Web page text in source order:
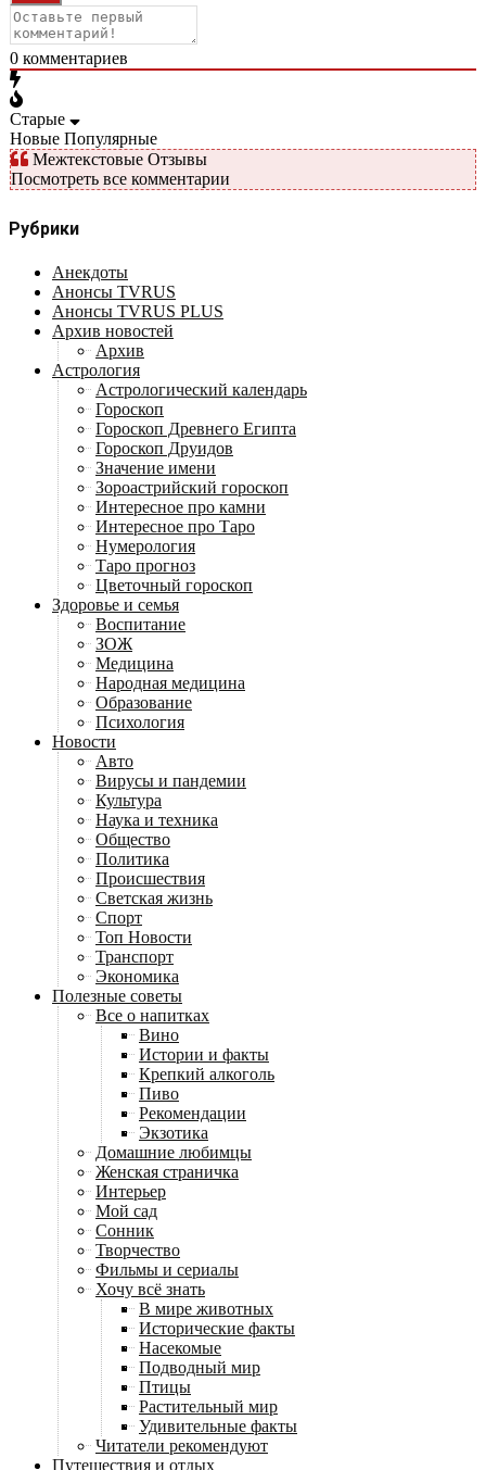
0 комментариев
Старые
Новые Популярные
Межтекстовые Отзывы
Посмотреть все комментарии
Рубрики
Анекдоты
Анонсы TVRUS
Анонсы TVRUS PLUS
Архив новостей
Архив
Астрология
Астрологический календарь
Гороскоп
Гороскоп Древнего Египта
Гороскоп Друидов
Значение имени
Зороастрийский гороскоп
Интересное про камни
Интересное про Таро
Нумерология
Таро прогноз
Цветочный гороскоп
Здоровье и семья
Воспитание
ЗОЖ
Медицина
Народная медицина
Образование
Психология
Новости
Авто
Вирусы и пандемии
Культура
Наука и техника
Общество
Политика
Происшествия
Светская жизнь
Спорт
Топ Новости
Транспорт
Экономика
Полезные советы
Все о напитках
Вино
Истории и факты
Крепкий алкоголь
Пиво
Рекомендации
Экзотика
Домашние любимцы
Женская страничка
Интерьер
Мой сад
Сонник
Творчество
Фильмы и сериалы
Хочу всё знать
В мире животных
Исторические факты
Насекомые
Подводный мир
Птицы
Растительный мир
Удивительные факты
Читатели рекомендуют
Путешествия и отдых